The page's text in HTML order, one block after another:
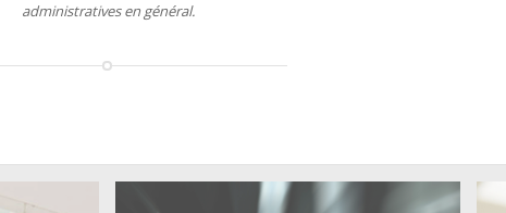
administratives en général.